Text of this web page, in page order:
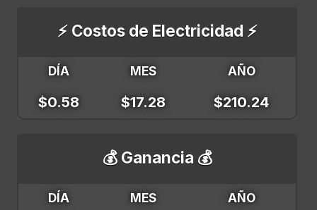
⚡ Costos de Electricidad ⚡
DÍA MES AÑO
$0.58 $17.28 $210.24
💰 Ganancia 💰
DÍA MES AÑO